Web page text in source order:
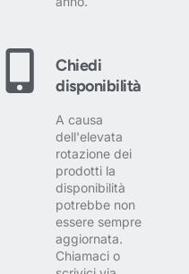
Chiedi
disponibilità
A causa
dell'elevata
rotazione dei
prodotti la
disponibilità
potrebbe non
essere sempre
aggiornata.
Chiamaci o